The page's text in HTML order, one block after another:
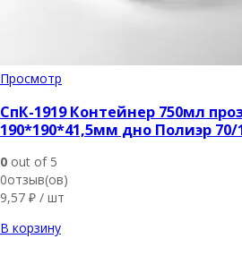
Просмотр
СпК-1919 Контейнер 750мл
190*190*41,5мм дно Полиэр 70/
0 out of 5
0отзыв(ов)
9,57 ₽ / шт
В корзину